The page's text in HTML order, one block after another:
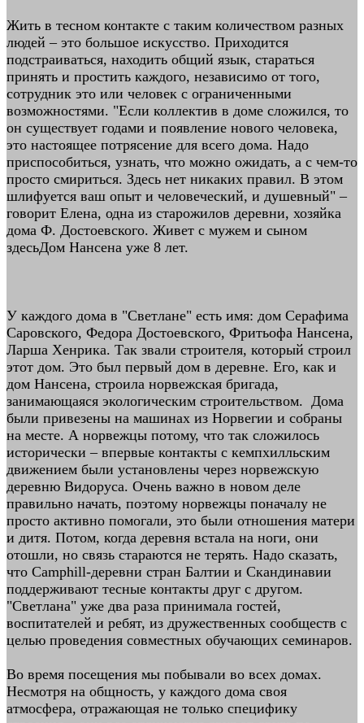
Жить в тесном контакте с таким количеством разных
людей – это большое искусство. Приходится
подстраиваться, находить общий язык, стараться
принять и простить каждого, независимо от того,
сотрудник это или человек с ограниченными
возможностями. "Если коллектив в доме сложился, то
он существует годами и появление нового человека,
это настоящее потрясение для всего дома. Надо
приспособиться, узнать, что можно ожидать, а с чем-то
просто смириться. Здесь нет никаких правил. В этом
шлифуется ваш опыт и человеческий, и душевный" –
говорит Елена, одна из старожилов деревни, хозяйка
дома Ф. Достоевского. Живет с мужем и сыном
здесьДом Нансена уже 8 лет.
У каждого дома в "Светлане" есть имя: дом Серафима
Саровского, Федора Достоевского, Фритьофа Нансена,
Ларша Хенрика. Так звали строителя, который строил
этот дом. Это был первый дом в деревне. Его, как и
дом Нансена, строила норвежская бригада,
занимающаяся экологическим строительством. Дома
были привезены на машинах из Норвегии и собраны
на месте. А норвежцы потому, что так сложилось
исторически – впервые контакты с кемпхилльским
движением были установлены через норвежскую
деревню Видоруса. Очень важно в новом деле
правильно начать, поэтому норвежцы поначалу не
просто активно помогали, это были отношения матери
и дитя. Потом, когда деревня встала на ноги, они
отошли, но связь стараются не терять. Надо сказать,
что Camphill-деревни стран Балтии и Скандинавии
поддерживают тесные контакты друг с другом.
"Светлана" уже два раза принимала гостей,
воспитателей и ребят, из дружественных сообществ с
целью проведения совместных обучающих семинаров.
Во время посещения мы побывали во всех домах.
Несмотря на общность, у каждого дома своя
атмосфера, отражающая не только специфику